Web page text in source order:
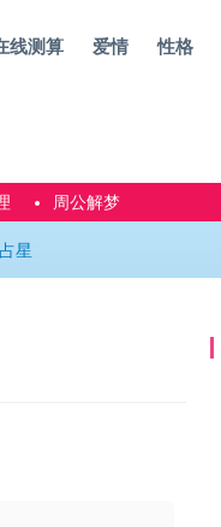
线测算 爱情 性格
周公解梦